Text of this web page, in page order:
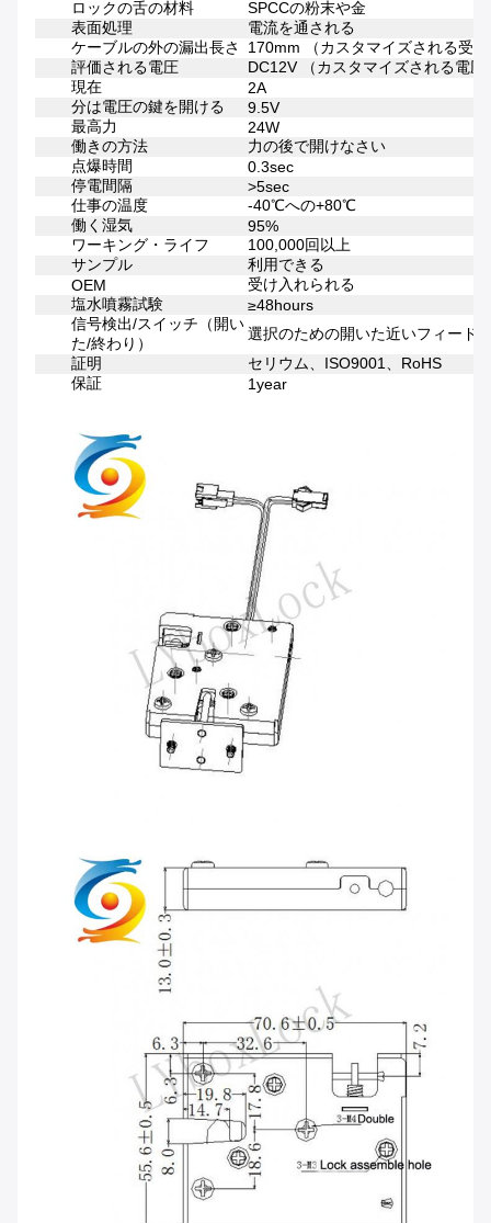
ロックの舌の材料
SPCCの粉末や金
表面処理
電流を通される
ケーブルの外の漏出長さ
170mm （カスタマイズされる受
評価される電圧
DC12V （カスタマイズされる電圧
現在
2A
分は電圧の鍵を開ける
9.5V
最高力
24W
働きの方法
力の後で開けなさい
点爆時間
0.3sec
停電間隔
>5sec
仕事の温度
-40℃への+80℃
働く湿気
95%
ワーキング・ライフ
100,000回以上
サンプル
利用できる
OEM
受け入れられる
塩水噴霧試験
≥48hours
信号検出/スイッチ（開い
た/終わり）
選択のための開いた近いフィード
証明
セリウム、ISO9001、RoHS
保証
1year